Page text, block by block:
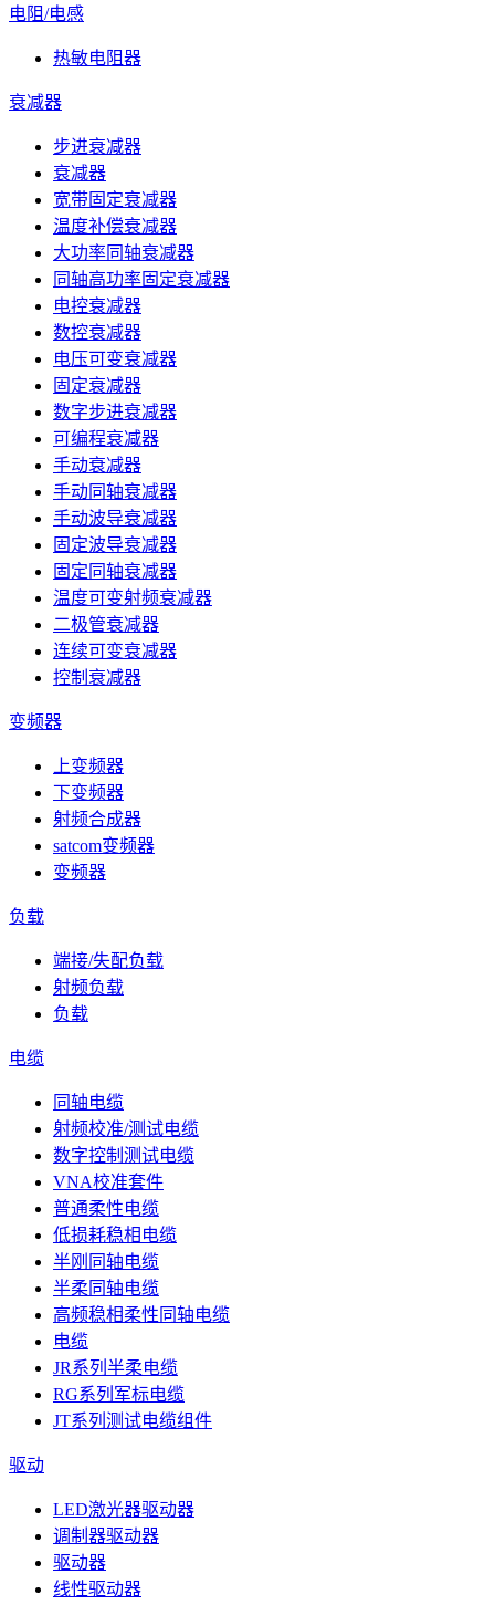
电阻/电感
热敏电阻器
衰减器
步进衰减器
衰减器
宽带固定衰减器
温度补偿衰减器
大功率同轴衰减器
同轴高功率固定衰减器
电控衰减器
数控衰减器
电压可变衰减器
固定衰减器
数字步进衰减器
可编程衰减器
手动衰减器
手动同轴衰减器
手动波导衰减器
固定波导衰减器
固定同轴衰减器
温度可变射频衰减器
二极管衰减器
连续可变衰减器
控制衰减器
变频器
上变频器
下变频器
射频合成器
satcom变频器
变频器
负载
端接/失配负载
射频负载
负载
电缆
同轴电缆
射频校准/测试电缆
数字控制测试电缆
VNA校准套件
普通柔性电缆
低损耗稳相电缆
半刚同轴电缆
半柔同轴电缆
高频稳相柔性同轴电缆
电缆
JR系列半柔电缆
RG系列军标电缆
JT系列测试电缆组件
驱动
LED激光器驱动器
调制器驱动器
驱动器
线性驱动器